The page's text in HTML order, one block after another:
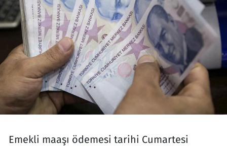
Emekli maaşı ödemesi tarihi Cumartesi